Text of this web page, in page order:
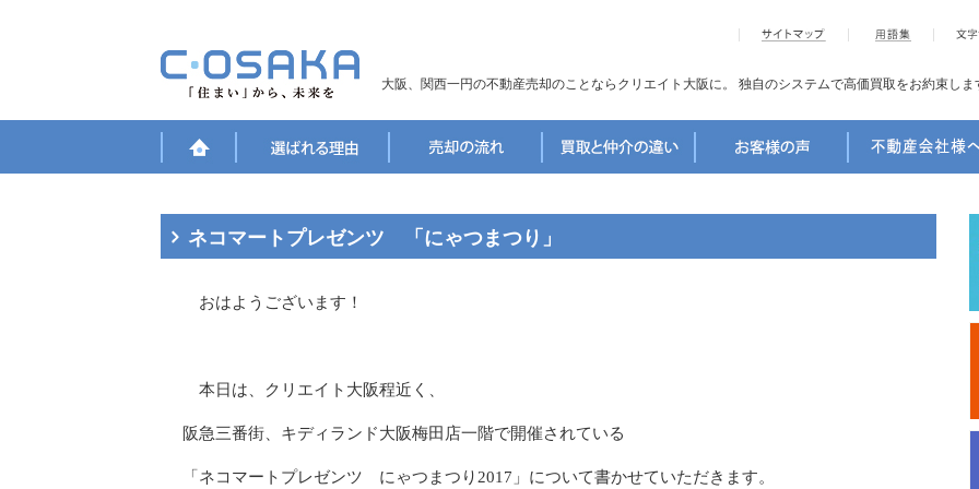
大阪、関西一円の不動産売却のことならクリエイト大阪に。 独自のシステムで高価買取をお約束しま
ネコマートプレゼンツ 「にゃつまつり」
おはようございます！
本日は、クリエイト大阪程近く、
阪急三番街、キディランド大阪梅田店一階で開催されている
「ネコマートプレゼンツ にゃつまつり2017」について書かせていただきます。